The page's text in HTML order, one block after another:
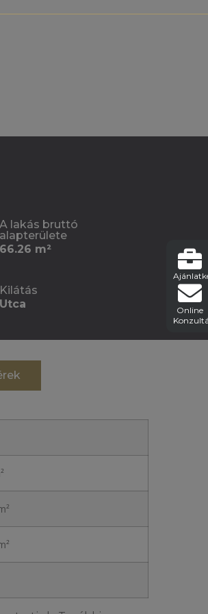
Online
A lakás bruttó
alapterülete
66.26 m²
Kilátás
Utca